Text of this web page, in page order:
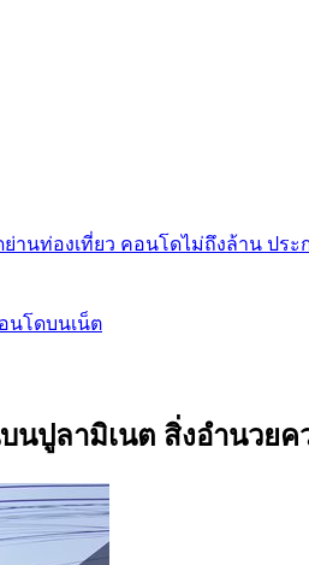
านท่องเที่ยว คอนโดไม่ถึงล้าน ปร
นโดบนเน็ต
ปูลามิเนต สิ่งอำนวย